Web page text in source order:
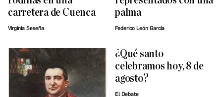
carretera de Cuenca
Virginia Seseña
palma
Federico León García
¿Qué santo
celebramos hoy, 8 de
agosto?
El Debate